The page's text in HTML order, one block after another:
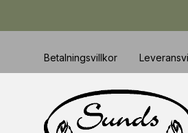
Betalningsvillkor